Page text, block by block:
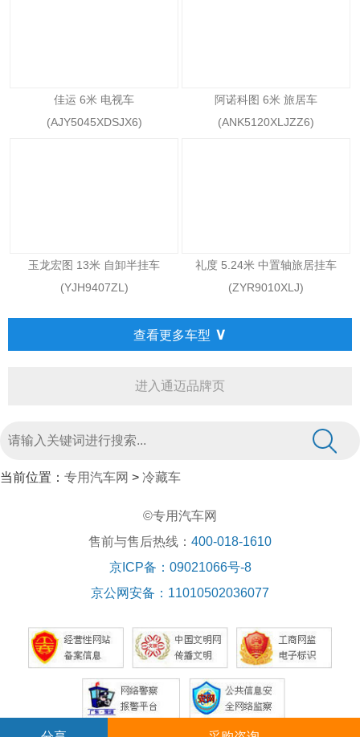
佳运 6米 电视车
(AJY5045XDSJX6)
阿诺科图 6米 旅居车
(ANK5120XLJZZ6)
玉龙宏图 13米 自卸半挂车
(YJH9407ZL)
礼度 5.24米 中置轴旅居挂车
(ZYR9010XLJ)
查看更多车型 ∨
进入通迈品牌页
当前位置： 专用汽车网 > 冷藏车
©专用汽车网
售前与售后热线： 400-018-1610
京ICP备：09021066号-8
京公网安备：11010502036077